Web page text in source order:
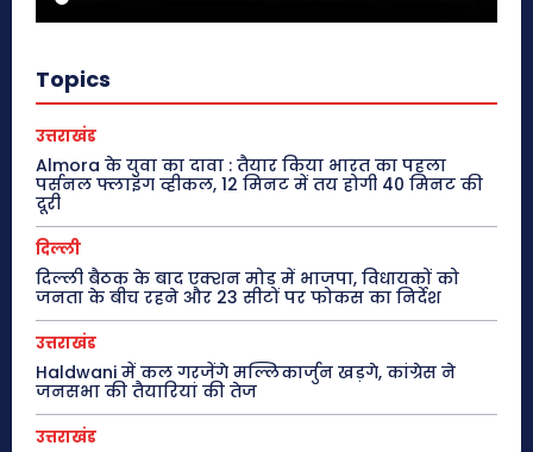
Topics
उत्तराखंड
Almora के युवा का दावा : तैयार किया भारत का पहला
पर्सनल फ्लाइंग व्हीकल, 12 मिनट में तय होगी 40 मिनट की
दूरी
दिल्ली
दिल्ली बैठक के बाद एक्शन मोड में भाजपा, विधायकों को
जनता के बीच रहने और 23 सीटों पर फोकस का निर्देश
उत्तराखंड
Haldwani में कल गरजेंगे मल्लिकार्जुन खड़गे, कांग्रेस ने
जनसभा की तैयारियां की तेज
उत्तराखंड